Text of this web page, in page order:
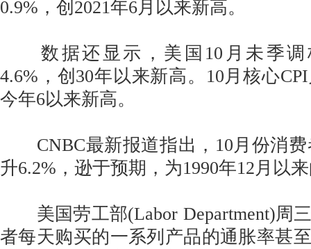
0.9%，创2021年6月以来新高。
数据还显示，美国10月未季调
4.6%，创30年以来新高。10月核心
今年6以来新高。
CNBC最新报道指出，10月份消费
升6.2%，逊于预期，为1990年12月以
美国劳工部(Labor Department)周
者每天购买的一系列产品的通胀率甚